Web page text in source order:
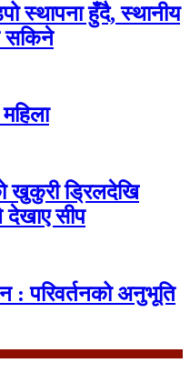
स्थापना हुँदै, स्थानीय
सकिने
खुकुरी ड्रिलदेखि
देखाए सीप
: परिवर्तनको अनुभूति